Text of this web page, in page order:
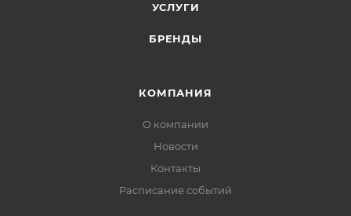
УСЛУГИ
БРЕНДЫ
КОМПАНИЯ
О компании
Новости
Контакты
Расписание событий